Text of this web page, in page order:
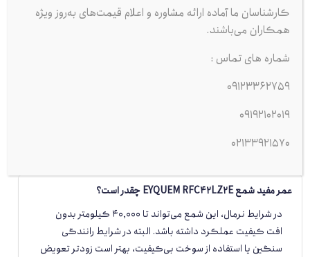
از اصالت کالا، ارسال سریع و خدمات پشتیبانی حرفه‌ای نیز در اختیارتان
خواهد بود.
عمر مفید شمع EYQUEM RFC42LZ2E چقدر است؟
در شرایط نرمال، این شمع می‌تواند تا ۴۰٬۰۰۰ کیلومتر بدون
افت کیفیت عملکرد داشته باشد. البته در شرایط رانندگی
سنگین یا استفاده از سوخت بی‌کیفیت، بهتر است زودتر تعویض
کارشناسان ما آماده ارائه مشاوره و اعلام قیمت‌های به‌روز ویژه
همکاران می‌باشند.
شماره های تماس :
09123362759
09192102019
02133921570